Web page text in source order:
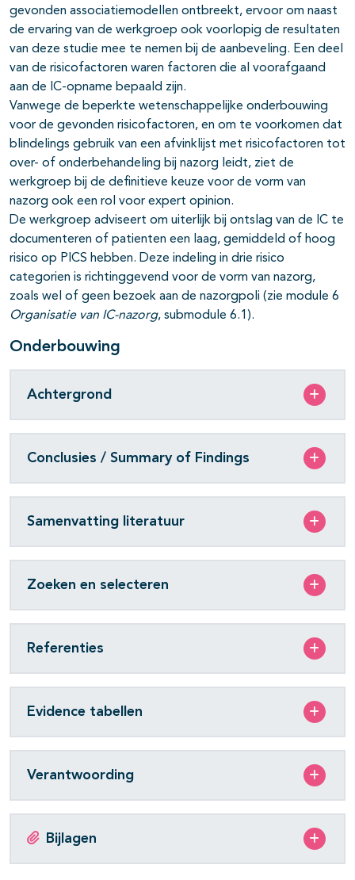
gevonden associatiemodellen ontbreekt, ervoor om naast
de ervaring van de werkgroep ook voorlopig de resultaten
van deze studie mee te nemen bij de aanbeveling. Een deel
van de risicofactoren waren factoren die al voorafgaand
aan de IC-opname bepaald zijn.
Vanwege de beperkte wetenschappelijke onderbouwing
voor de gevonden risicofactoren, en om te voorkomen dat
blindelings gebruik van een afvinklijst met risicofactoren tot
over- of onderbehandeling bij nazorg leidt, ziet de
werkgroep bij de definitieve keuze voor de vorm van
nazorg ook een rol voor expert opinion.
De werkgroep adviseert om uiterlijk bij ontslag van de IC te
documenteren of patienten een laag, gemiddeld of hoog
risico op PICS hebben. Deze indeling in drie risico
categorien is richtinggevend voor de vorm van nazorg,
zoals wel of geen bezoek aan de nazorgpoli (zie module 6
Organisatie van IC-nazorg, submodule 6.1).
Onderbouwing
Achtergrond
Conclusies / Summary of Findings
Samenvatting literatuur
Zoeken en selecteren
Referenties
Evidence tabellen
Verantwoording
Bijlagen